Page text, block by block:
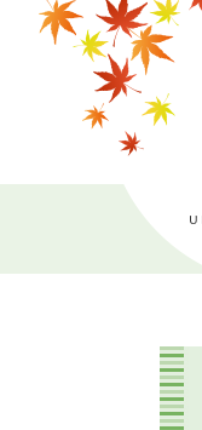
で
ば
本
本
文